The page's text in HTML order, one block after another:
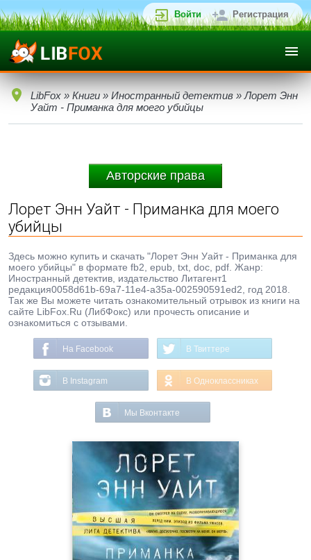
Войти Регистрация
LibFox » Книги » Иностранный детектив » Лорет Энн
Уайт - Приманка для моего убийцы
Авторские права
Лорет Энн Уайт - Приманка для моего
убийцы
Здесь можно купить и скачать "Лорет Энн Уайт - Приманка для
моего убийцы" в формате fb2, epub, txt, doc, pdf. Жанр:
Иностранный детектив, издательство Литагент1
редакция0058d61b-69a7-11e4-a35a-002590591ed2, год 2018.
Так же Вы можете читать ознакомительный отрывок из книги на
сайте LibFox.Ru (ЛибФокс) или прочесть описание и
ознакомиться с отзывами.
На Facebook В Твиттере
В Instagram В Одноклассниках
Мы Вконтакте